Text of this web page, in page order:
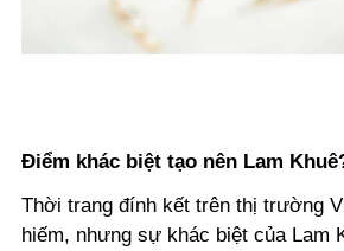
Điểm khác biệt tạo nên Lam
Thời trang đính kết trên thị trường
hiếm, nhưng sự khác biệt của Lam